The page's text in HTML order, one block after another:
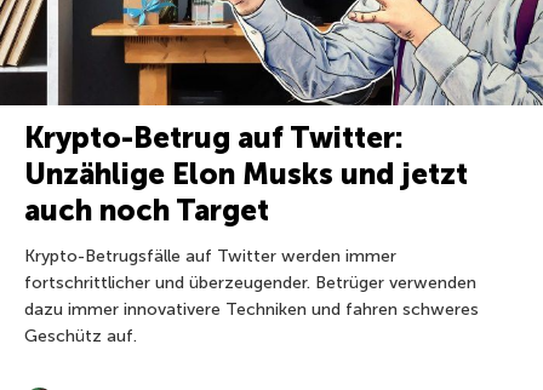
Krypto-Betrug auf Twitter:
Unzählige Elon Musks und jetzt
auch noch Target
Krypto-Betrugsfälle auf Twitter werden immer
fortschrittlicher und überzeugender. Betrüger verwenden
dazu immer innovativere Techniken und fahren schweres
Geschütz auf.